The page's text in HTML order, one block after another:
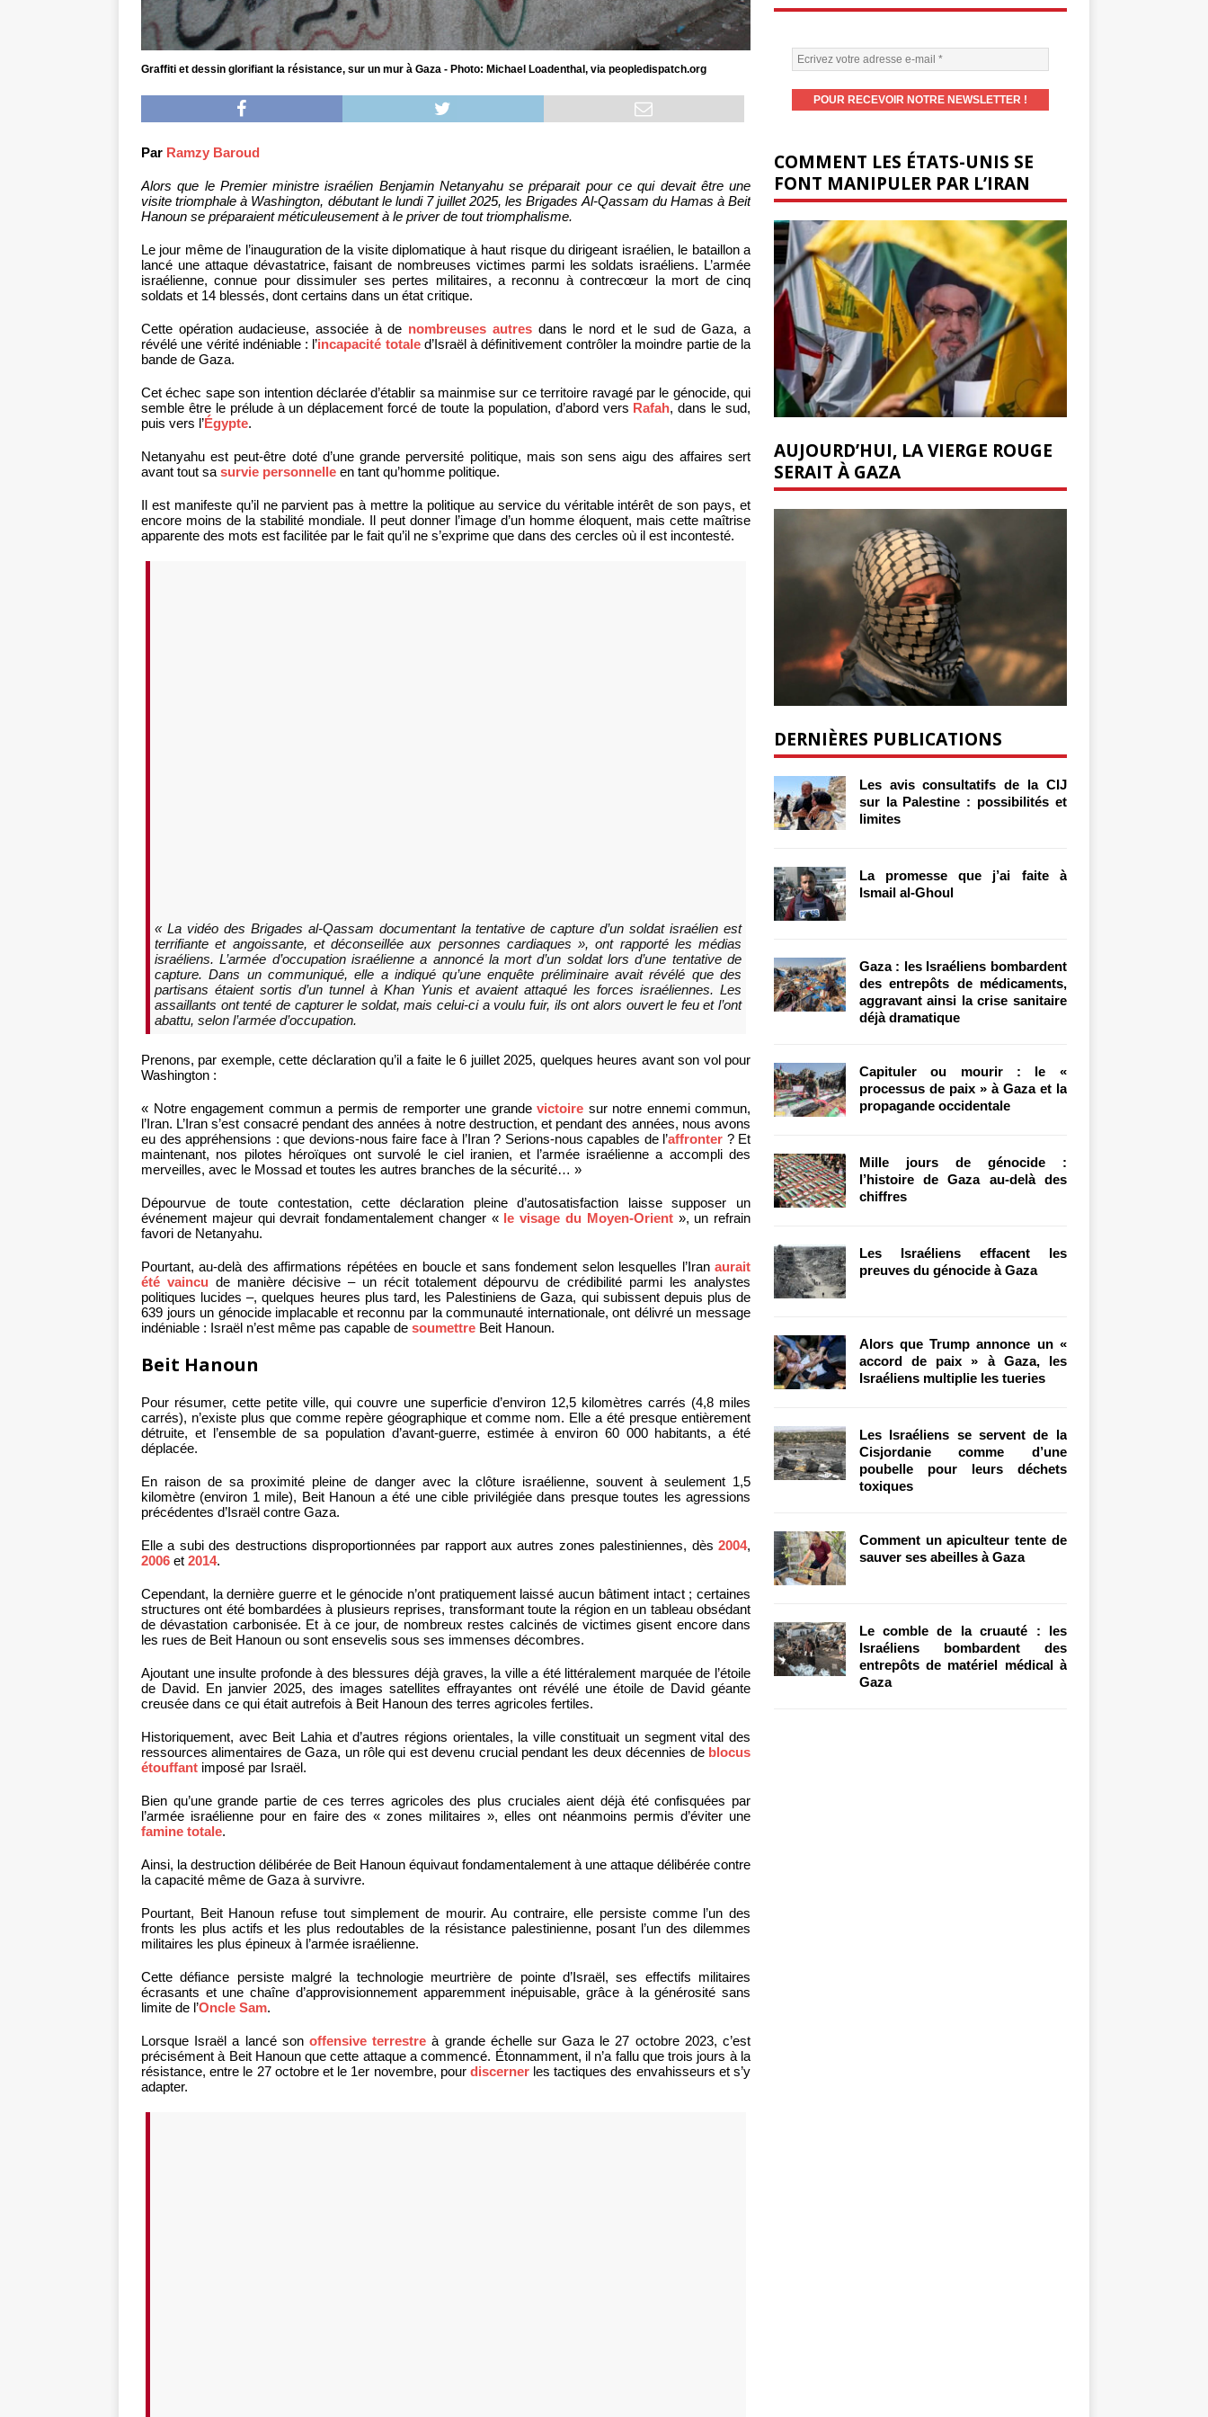
Graffiti et dessin glorifiant la résistance, sur un mur à Gaza - Photo: Michael Loadenthal, via peopledispatch.org
Par Ramzy Baroud
Alors que le Premier ministre israélien Benjamin Netanyahu se préparait pour ce qui devait être une
visite triomphale à Washington, débutant le lundi 7 juillet 2025, les Brigades Al-Qassam du Hamas à Beit
Hanoun se préparaient méticuleusement à le priver de tout triomphalisme.
Le jour même de l’inauguration de la visite diplomatique à haut risque du dirigeant israélien, le bataillon a
lancé une attaque dévastatrice, faisant de nombreuses victimes parmi les soldats israéliens. L’armée
israélienne, connue pour dissimuler ses pertes militaires, a reconnu à contrecœur la mort de cinq
soldats et 14 blessés, dont certains dans un état critique.
Cette opération audacieuse, associée à de nombreuses autresdans le nord et le sud de Gaza, a
révélé une vérité indéniable : l’incapacité totaled’Israël à définitivement contrôler la moindre partie de la
bande de Gaza.
Cet échec sape son intention déclarée d’établir sa mainmise sur ce territoire ravagé par le génocide, qui
semble être le prélude à un déplacement forcé de toute la population, d’abord vers Rafah, dans le sud,
puis vers l’Égypte.
Netanyahu est peut-être doté d’une grande perversité politique, mais son sens aigu des affaires sert
avant tout sa survie personnelle en tant qu’homme politique.
Il est manifeste qu’il ne parvient pas à mettre la politique au service du véritable intérêt de son pays, et
encore moins de la stabilité mondiale. Il peut donner l’image d’un homme éloquent, mais cette maîtrise
apparente des mots est facilitée par le fait qu’il ne s’exprime que dans des cercles où il est incontesté.
« La vidéo des Brigades al-Qassam documentant la tentative de capture d’un soldat israélien est
terrifiante et angoissante, et déconseillée aux personnes cardiaques », ont rapporté les médias
israéliens. L’armée d’occupation israélienne a annoncé la mort d’un soldat lors d’une tentative de
capture. Dans un communiqué, elle a indiqué qu’une enquête préliminaire avait révélé que des
partisans étaient sortis d’un tunnel à Khan Yunis et avaient attaqué les forces israéliennes. Les
assaillants ont tenté de capturer le soldat, mais celui-ci a voulu fuir, ils ont alors ouvert le feu et l’ont
abattu, selon l’armée d’occupation.
Prenons, par exemple, cette déclaration qu’il a faite le 6 juillet 2025, quelques heures avant son vol pour
Washington :
« Notre engagement commun a permis de remporter une grandevictoire sur notre ennemi commun,
l’Iran. L’Iran s’est consacré pendant des années à notre destruction, et pendant des années, nous avons
eu des appréhensions : que devions-nous faire face à l’Iran ? Serions-nous capables de l’affronter ? Et
maintenant, nos pilotes héroïques ont survolé le ciel iranien, et l’armée israélienne a accompli des
merveilles, avec le Mossad et toutes les autres branches de la sécurité… »
Dépourvue de toute contestation, cette déclaration pleine d’autosatisfaction laisse supposer un
événement majeur qui devrait fondamentalement changer « le visage du Moyen-Orient», un refrain
favori de Netanyahu.
Pourtant, au-delà des affirmations répétées en boucle et sans fondement selon lesquelles l’Iranaurait
été vaincu de manière décisive – un récit totalement dépourvu de crédibilité parmi les analystes
politiques lucides –, quelques heures plus tard, les Palestiniens de Gaza, qui subissent depuis plus de
639 jours un génocide implacable et reconnu par la communauté internationale, ont délivré un message
indéniable : Israël n’est même pas capable de soumettre Beit Hanoun.
Beit Hanoun
Pour résumer, cette petite ville, qui couvre une superficie d’environ 12,5 kilomètres carrés (4,8 miles
carrés), n’existe plus que comme repère géographique et comme nom. Elle a été presque entièrement
détruite, et l’ensemble de sa population d’avant-guerre, estimée à environ 60 000 habitants, a été
déplacée.
En raison de sa proximité pleine de danger avec la clôture israélienne, souvent à seulement 1,5
kilomètre (environ 1 mile), Beit Hanoun a été une cible privilégiée dans presque toutes les agressions
précédentes d’Israël contre Gaza.
Elle a subi des destructions disproportionnées par rapport aux autres zones palestiniennes, dès2004,
2006 et 2014.
Cependant, la dernière guerre et le génocide n’ont pratiquement laissé aucun bâtiment intact ; certaines
structures ont été bombardées à plusieurs reprises, transformant toute la région en un tableau obsédant
de dévastation carbonisée. Et à ce jour, de nombreux restes calcinés de victimes gisent encore dans
les rues de Beit Hanoun ou sont ensevelis sous ses immenses décombres.
Ajoutant une insulte profonde à des blessures déjà graves, la ville a été littéralement marquée de l’étoile
de David. En janvier 2025, des images satellites effrayantes ont révélé une étoile de David géante
creusée dans ce qui était autrefois à Beit Hanoun des terres agricoles fertiles.
Historiquement, avec Beit Lahia et d’autres régions orientales, la ville constituait un segment vital des
ressources alimentaires de Gaza, un rôle qui est devenu crucial pendant les deux décennies de blocus
étouffant imposé par Israël.
Bien qu’une grande partie de ces terres agricoles des plus cruciales aient déjà été confisquées par
l’armée israélienne pour en faire des « zones militaires », elles ont néanmoins permis d’éviter une
famine totale.
Ainsi, la destruction délibérée de Beit Hanoun équivaut fondamentalement à une attaque délibérée contre
la capacité même de Gaza à survivre.
Pourtant, Beit Hanoun refuse tout simplement de mourir. Au contraire, elle persiste comme l’un des
fronts les plus actifs et les plus redoutables de la résistance palestinienne, posant l’un des dilemmes
militaires les plus épineux à l’armée israélienne.
Cette défiance persiste malgré la technologie meurtrière de pointe d’Israël, ses effectifs militaires
écrasants et une chaîne d’approvisionnement apparemment inépuisable, grâce à la générosité sans
limite de l’Oncle Sam.
Lorsque Israël a lancé son offensive terrestre à grande échelle sur Gaza le 27 octobre 2023, c’est
précisément à Beit Hanoun que cette attaque a commencé. Étonnamment, il n’a fallu que trois jours à la
résistance, entre le 27 octobre et le 1er novembre, pour discernerles tactiques des envahisseurs et s’y
adapter.
COMMENT LES ÉTATS-UNIS SE
FONT MANIPULER PAR L’IRAN
AUJOURD’HUI, LA VIERGE ROUGE
SERAIT À GAZA
DERNIÈRES PUBLICATIONS
Les avis consultatifs de la CIJ
sur la Palestine : possibilités et
limites
La promesse que j’ai faite à
Ismail al-Ghoul
Gaza : les Israéliens bombardent
des entrepôts de médicaments,
aggravant ainsi la crise sanitaire
déjà dramatique
Capituler ou mourir : le «
processus de paix » à Gaza et la
propagande occidentale
Mille jours de génocide :
l’histoire de Gaza au-delà des
chiffres
Les Israéliens effacent les
preuves du génocide à Gaza
Alors que Trump annonce un «
accord de paix » à Gaza, les
Israéliens multiplie les tueries
Les Israéliens se servent de la
Cisjordanie comme d’une
poubelle pour leurs déchets
toxiques
Comment un apiculteur tente de
sauver ses abeilles à Gaza
Le comble de la cruauté : les
Israéliens bombardent des
entrepôts de matériel médical à
Gaza